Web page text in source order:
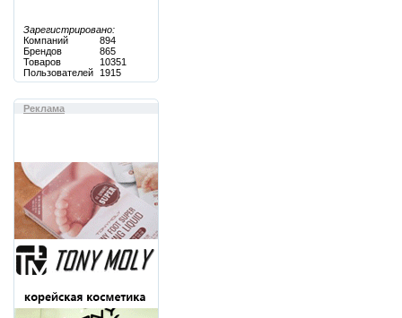
Зарегистрировано:
Компаний
894
Брендов
865
Товаров
10351
Пользователей
1915
Реклама